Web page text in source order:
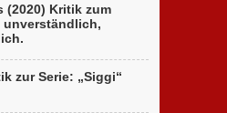
(2020) Kritik zum
unverständlich,
zur Serie: „Siggi“